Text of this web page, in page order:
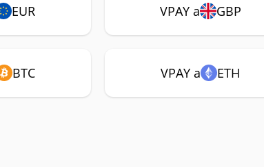
EUR VPAY a GBP
BTC VPAY a ETH